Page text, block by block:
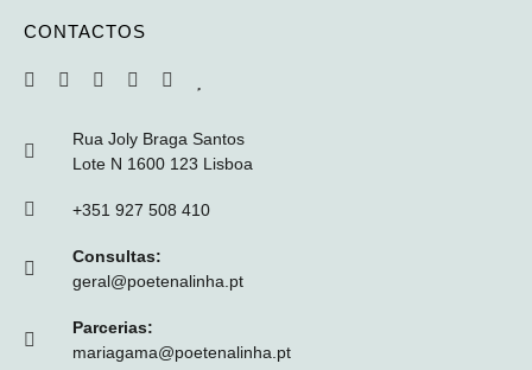
CONTACTOS
Rua Joly Braga Santos
Lote N 1600 123 Lisboa
+351 927 508 410
Consultas:
geral@poetenalinha.pt
Parcerias:
mariagama@poetenalinha.pt